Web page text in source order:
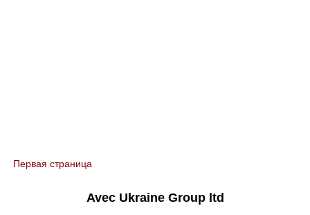
You are here
Первая страница
Avec Ukraine Group ltd